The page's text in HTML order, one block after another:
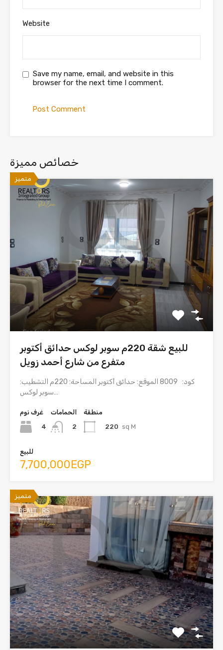
Website
Save my name, email, and website in this
browser for the next time I comment.
خصائص مميزة
متميز
للبيع شقة 220م سوبر لوكس حدائق أكتوبر
متفرع من شارع أحمد زويل
كود: 8009 الموقع: حدائق أكتوبر المساحة: 220م التشطيب:
سوبر لوكس…
غرف نوم
4
الحمامات
2
منطقة
220 sq M
للبيع
7,700,000EGP
متميز